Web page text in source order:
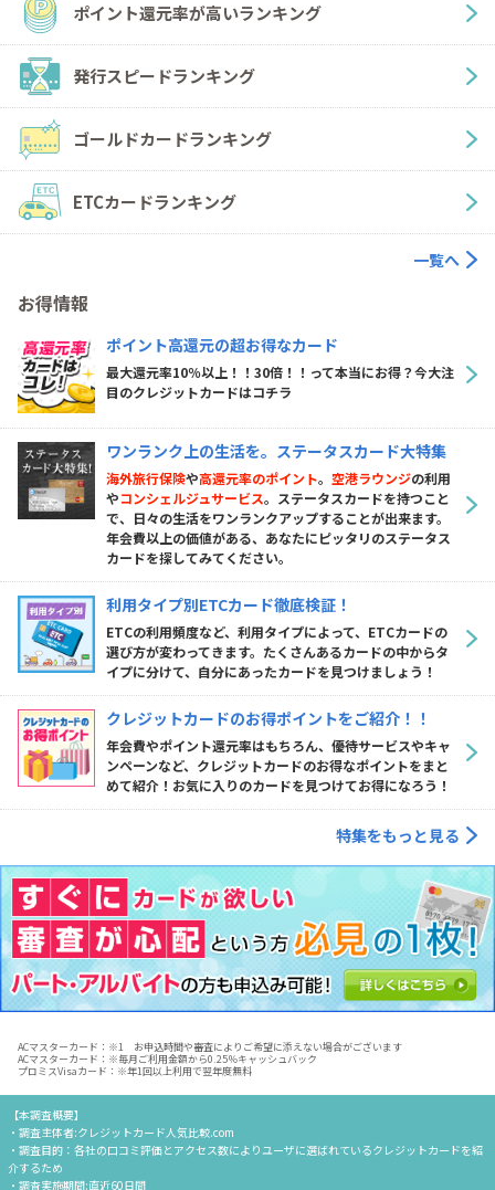
ポイント還元率が高いランキング
発行スピードランキング
ゴールドカードランキング
ETCカードランキング
一覧へ
お得情報
ポイント高還元の超お得なカード
最大還元率10％以上！！30倍！！って本当にお得？今大注
目のクレジットカードはコチラ
ワンランク上の生活を。ステータスカード大特集
海外旅行保険や高還元率のポイント。 空港ラウンジの利用
やコンシェルジュサービス。ステータスカードを持つこと
で、日々の生活をワンランクアップすることが出来ます。
年会費以上の価値がある、あなたにピッタリのステータス
カードを探してみてください。
利用タイプ別ETCカード徹底検証！
ETCの利用頻度など、利用タイプによって、ETCカードの
選び方が変わってきます。たくさんあるカードの中からタ
イプに分けて、自分にあったカードを見つけましょう！
クレジットカードのお得ポイントをご紹介！！
年会費やポイント還元率はもちろん、優待サービスやキャ
ンペーンなど、クレジットカードのお得なポイントをまと
めて紹介！お気に入りのカードを見つけてお得になろう！
特集をもっと見る
ACマスターカード：※1 お申込時間や審査によりご希望に添えない場合がございます
ACマスターカード：※毎月ご利用金額から0.25％キャッシュバック
プロミスVisaカード：※年1回以上利用で翌年度無料
【本調査概要】
・調査主体者:クレジットカード人気比較.com
・調査目的：各社の口コミ評価とアクセス数によりユーザに選ばれているクレジットカードを紹
介するため
・調査実施期間:直近60日間